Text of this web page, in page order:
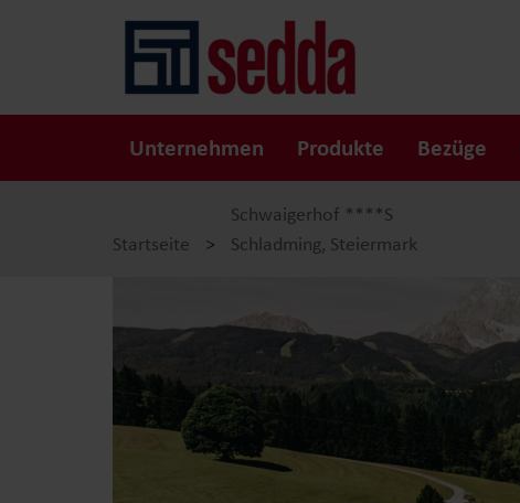
Unternehmen Produkte Bezüge
Startseite >
Schwaigerhof ****S
Schladming, Steiermark